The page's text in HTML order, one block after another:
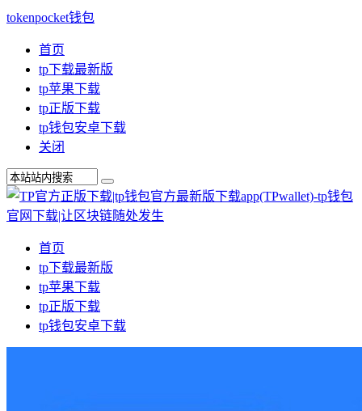
tokenpocket钱包
首页
tp下载最新版
tp苹果下载
tp正版下载
tp钱包安卓下载
关闭
首页
tp下载最新版
tp苹果下载
tp正版下载
tp钱包安卓下载